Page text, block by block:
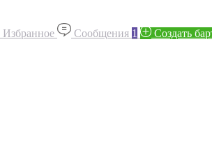
Избранное Сообщения 1 Создать